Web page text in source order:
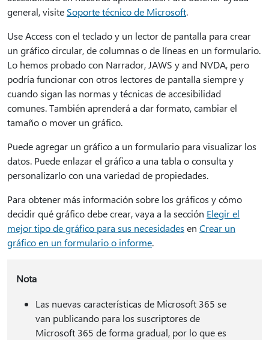
general, visite Soporte técnico de Microsoft.
Use Access con el teclado y un lector de pantalla para crear
un gráfico circular, de columnas o de líneas en un formulario.
Lo hemos probado con Narrador, JAWS y and NVDA, pero
podría funcionar con otros lectores de pantalla siempre y
cuando sigan las normas y técnicas de accesibilidad
comunes. También aprenderá a dar formato, cambiar el
tamaño o mover un gráfico.
Puede agregar un gráfico a un formulario para visualizar los
datos. Puede enlazar el gráfico a una tabla o consulta y
personalizarlo con una variedad de propiedades.
Para obtener más información sobre los gráficos y cómo
decidir qué gráfico debe crear, vaya a la sección Elegir el
mejor tipo de gráfico para sus necesidades en Crear un
gráfico en un formulario o informe.
Nota
Las nuevas características de Microsoft 365 se
van publicando para los suscriptores de
Microsoft 365 de forma gradual, por lo que es